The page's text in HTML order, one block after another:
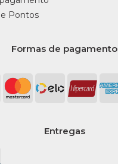
Pontos
Formas de pagamento
Entregas